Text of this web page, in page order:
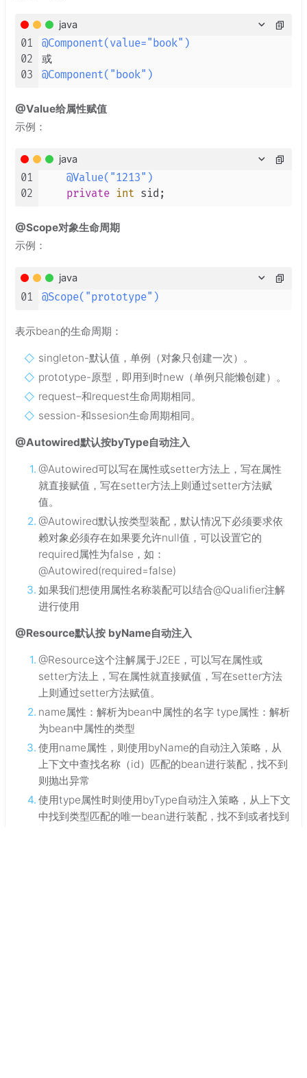
java
01
02
03
@Component(value="book")
@Component("book")
@Value给属性赋值
示例：
java
01
02
@Value("1213")
private int
@Scope对象生命周期
示例：
java
01 @Scope("prototype")
表示bean的生命周期：
singleton-默认值，单例（对象只创建一次）。
prototype-原型，即用到时new（单例只能懒创建）。
request–和request生命周期相同。
session-和ssesion生命周期相同。
@Autowired默认按byType自动注入
@Autowired可以写在属性或setter方法上，写在属性
就直接赋值，写在setter方法上则通过setter方法赋
值。
@Autowired默认按类型装配，默认情况下必须要求依
赖对象必须存在如果要允许null值，可以设置它的
required属性为false，如：
@Autowired(required=false)
如果我们想使用属性名称装配可以结合@Qualifier注解
进行使用
@Resource默认按 byName自动注入
@Resource这个注解属于J2EE，可以写在属性或
setter方法上，写在属性就直接赋值，写在setter方法
上则通过setter方法赋值。
name属性：解析为bean中属性的名字 type属性：解析
为bean中属性的类型
使用name属性，则使用byName的自动注入策略，从
上下文中查找名称（id）匹配的bean进行装配，找不到
则抛出异常
使用type属性时则使用byType自动注入策略，从上下文
中找到类型匹配的唯一bean进行装配，找不到或者找到